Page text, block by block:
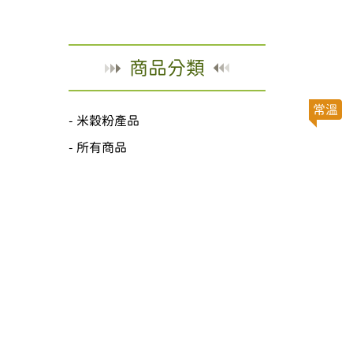
商品分類
米穀粉產品
所有商品
常溫